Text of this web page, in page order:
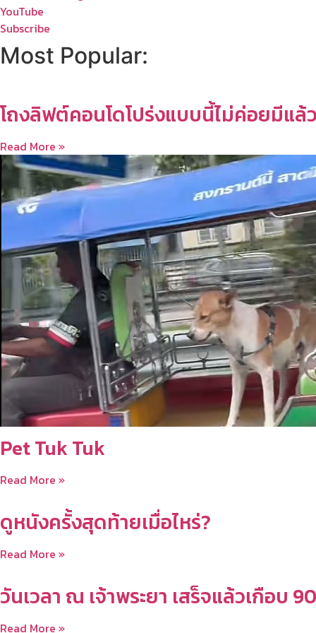
YouTube
Subscribe
Most Popular:
โถงลิฟต์คอนโดโปร่งแบบนี้ไม่ค่อยมีแล้
Read More »
Pet Tuk Tuk
Read More »
ดูหนังครั้งสุดท้ายเมื่อไหร่?
Read More »
วันเวลา ณ เจ้าพระยา เสร็จแล้วเกือบ
Read More »